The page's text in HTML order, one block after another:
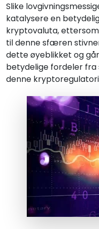
Slike
katalysere en
kryptovaluta,
til denne sfæren
dette øyeblikket og
betydelige fordeler fra
denne